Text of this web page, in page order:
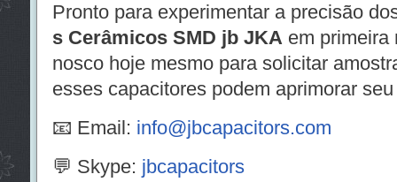
Pronto para experimentar a precisão
s Cerâmicos SMD jb JKAem primeira
nosco hoje mesmo para solicitar
esses capacitores podem aprimorar
📧 Email: info@jbcapacitors.com
💬 Skype: jbcapacitors